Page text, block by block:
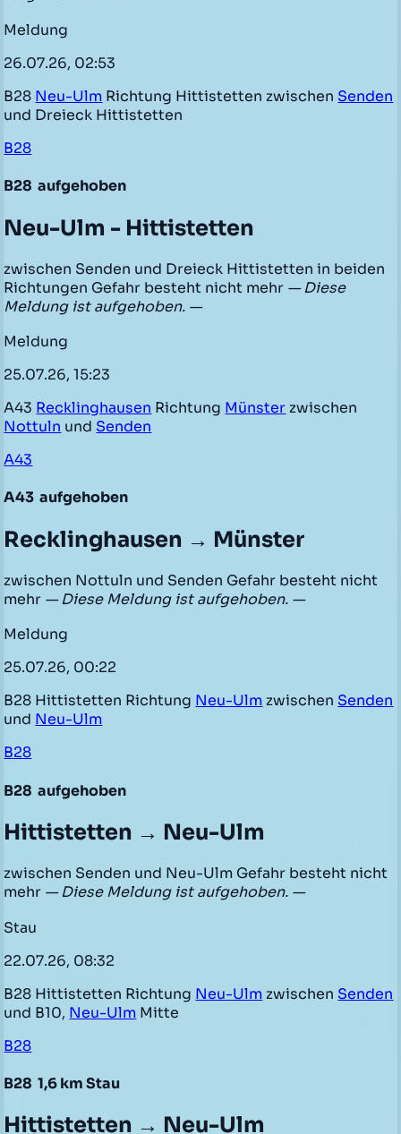
Meldung
26.07.26, 02:53
B28 Neu-Ulm Richtung Hittistetten zwischen Senden
und Dreieck Hittistetten
B28
B28 aufgehoben
Neu-Ulm - Hittistetten
zwischen Senden und Dreieck Hittistetten in beiden
Richtungen Gefahr besteht nicht mehr — Diese
Meldung ist aufgehoben. —
Meldung
25.07.26, 15:23
A43 Recklinghausen Richtung Münster zwischen
Nottuln und Senden
A43
A43 aufgehoben
Recklinghausen → Münster
zwischen Nottuln und Senden Gefahr besteht nicht
mehr — Diese Meldung ist aufgehoben. —
Meldung
25.07.26, 00:22
B28 Hittistetten Richtung Neu-Ulm zwischen Senden
und Neu-Ulm
B28
B28 aufgehoben
Hittistetten → Neu-Ulm
zwischen Senden und Neu-Ulm Gefahr besteht nicht
mehr — Diese Meldung ist aufgehoben. —
Stau
22.07.26, 08:32
B28 Hittistetten Richtung Neu-Ulm zwischen Senden
und B10, Neu-Ulm Mitte
B28
B28 1,6 km Stau
Hittistetten → Neu-Ulm